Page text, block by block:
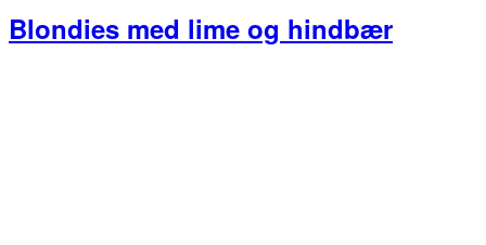
Blondies med lime og hindbær